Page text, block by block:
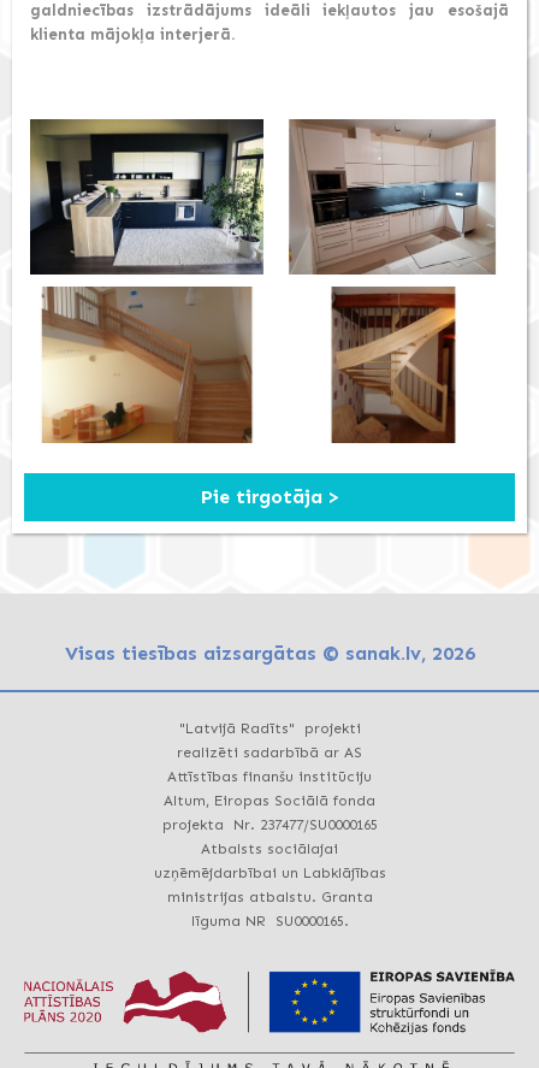
galdniecības izstrādājums ideāli iekļautos jau esošajā
klienta mājokļa interjerā.
Pie tirgotāja >
Visas tiesības aizsargātas © sanak.lv, 2026
"Latvijā Radīts" projekti
realizēti sadarbībā ar AS
Attīstības finanšu institūciju
Altum, Eiropas Sociālā fonda
projekta Nr. 237477/SU0000165
Atbalsts sociālajai
uzņēmējdarbībai un Labklājības
ministrijas atbalstu. Granta
līguma NR SU0000165.